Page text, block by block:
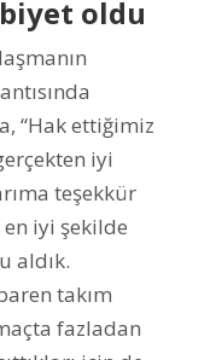
oldu
“Hak ettiğimiz
iyi
teşekkür
iyi şekilde
aldık.
takım
fazladan